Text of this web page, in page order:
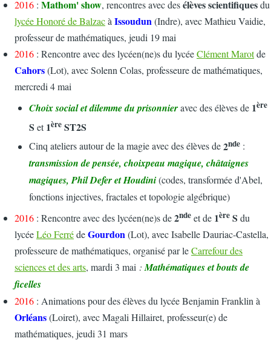
2016 : Mathom' show, rencontres avec desélèves scientifiquesdu
lycée Honoré de Balzacà Issoudun(Indre), avec Mathieu Vaidie,
professeur de mathématiques, jeudi 19 mai
2016 : Rencontre avec des lycéen(ne)s du lycéeClément Marotde
Cahors(Lot), avec Solenn Colas, professeure de mathématiques,
mercredi 4 mai
Choix social et dilemme du prisonnieravecdes élèves de 1ère
S et1ère ST2S
Cinq ateliers autour de la magie avec des élèves de2nde :
transmission de pensée, choixpeau magique, châtaignes
magiques, Phil Defer et Houdini(codes, transformée d'Abel,
fonctions injectives, fractales et topologie algébrique)
2016 : Rencontre avec des lycéen(ne)s de2nde et de 1ère S du
lycéeLéo FerrédeGourdon(Lot), avec Isabelle Dauriac-Castella,
professeure de mathématiques, organisé par leCarrefour des
sciences et des arts, mardi 3 mai : Mathématiques et bouts de
ficelles
2016 : Animations pour des élèves du lycée Benjamin Franklin à
Orléans(Loiret), avec Magali Hillairet, professeur(e) de
mathématiques, jeudi 31 mars